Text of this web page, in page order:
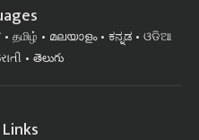
தமிழ் മലയാളം ಕನ್ನಡ
ଓଡିଆ
తెలుగు